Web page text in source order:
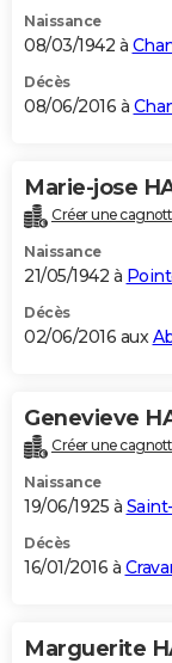
Naissance
08/03/1942 à
Décès
08/06/2016 à
Marie-jose
Créer une
Naissance
21/05/1942 à
Décès
02/06/2016 aux
Genevieve
Créer une
Naissance
19/06/1925 à
Décès
16/01/2016 à
Marguerite